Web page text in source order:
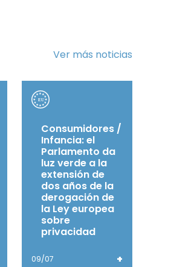
Ver más noticias
Consumidores /
Infancia: el
Parlamento da
luz verde a la
extensión de
dos años de la
derogación de
la Ley europea
sobre
privacidad
09/07 +